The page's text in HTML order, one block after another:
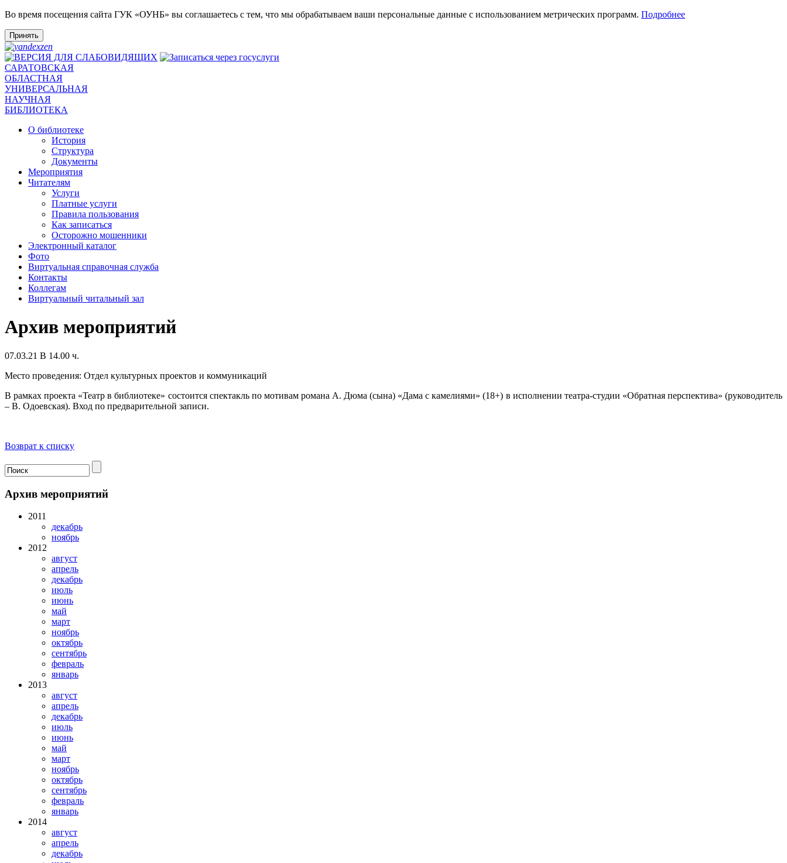
Во время посещения сайта ГУК «ОУНБ» вы соглашаетесь с тем, что мы обрабатываем ваши персональные данные с использованием метрических программ. Подробнее
Принять
САРАТОВСКАЯ
ОБЛАСТНАЯ
УНИВЕРСАЛЬНАЯ
НАУЧНАЯ
БИБЛИОТЕКА
О библиотеке
История
Структура
Документы
Мероприятия
Читателям
Услуги
Платные услуги
Правила пользования
Как записаться
Осторожно мошенники
Электронный каталог
Фото
Виртуальная справочная служба
Контакты
Коллегам
Виртуальный читальный зал
Архив мероприятий
07.03.21 В 14.00 ч.
Место проведения: Отдел культурных проектов и коммуникаций
В рамках проекта «Театр в библиотеке» состоится спектакль по мотивам романа А. Дюма (сына) «Дама с камелиями» (18+) в исполнении театра-студии «Обратная перспектива» (руководитель
– В. Одоевская). Вход по предварительной записи.
Возврат к списку
Архив мероприятий
2011
декабрь
ноябрь
2012
август
апрель
декабрь
июль
июнь
май
март
ноябрь
октябрь
сентябрь
февраль
январь
2013
август
апрель
декабрь
июль
июнь
май
март
ноябрь
октябрь
сентябрь
февраль
январь
2014
август
апрель
декабрь